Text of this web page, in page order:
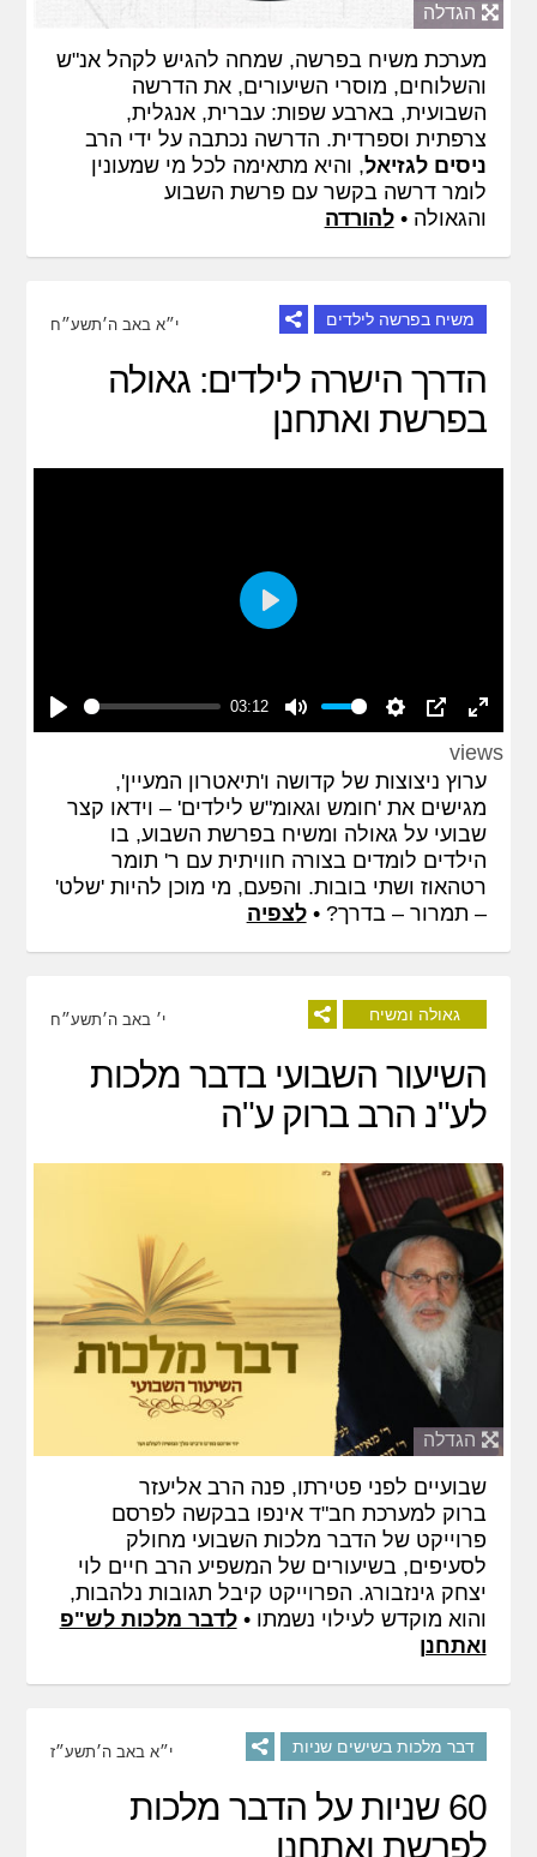
הגדלה
מערכת משיח בפרשה, שמחה להגיש לקהל אנ"ש
והשלוחים, מוסרי השיעורים, את הדרשה
השבועית, בארבע שפות: עברית, אנגלית,
צרפתית וספרדית. הדרשה נכתבה על ידי הרב
ניסים לגזיאל, והיא מתאימה לכל מי שמעונין
לומר דרשה בקשר עם פרשת השבוע
והגאולה •להורדה
משיח בפרשה לילדים י״א באב ה׳תשע״ח
הדרך הישרה לילדים: גאולה
בפרשת ואתחנן
Play
03:12
Mute Settings PIPEnter
fullscreen
Play
views
ערוץ ניצוצות של קדושה ו'תיאטרון המעיין',
מגישים את 'חומש וגאומ"ש לילדים' – וידאו קצר
שבועי על גאולה ומשיח בפרשת השבוע, בו
הילדים לומדים בצורה חוויתית עם ר' תומר
רטהאוז ושתי בובות. והפעם, מי מוכן להיות 'שלט'
– תמרור – בדרך? •לצפיה
גאולה ומשיח י׳ באב ה׳תשע״ח
השיעור השבועי בדבר מלכות
לע"נ הרב ברוק ע"ה
הגדלה
שבועיים לפני פטירתו, פנה הרב אליעזר
ברוק למערכת חב"ד אינפו בבקשה לפרסם
פרוייקט של הדבר מלכות השבועי מחולק
לסעיפים, בשיעורים של המשפיע הרב חיים לוי
יצחק גינזבורג. הפרוייקט קיבל תגובות נלהבות,
והוא מוקדש לעילוי נשמתו •לדבר מלכות לש"פ
ואתחנן
דבר מלכות בשישים שניות י״א באב ה׳תשע״ז
60 שניות על הדבר מלכות
לפרשת ואתחנן